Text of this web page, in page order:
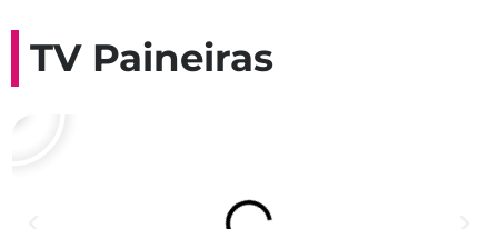
TV Paineiras